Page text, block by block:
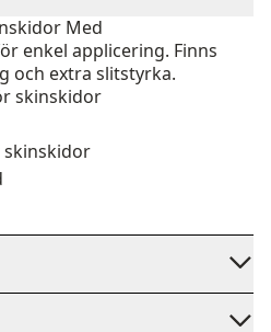
Med
enkel applicering. Finns
och extra slitstyrka.
skinskidor
skinskidor